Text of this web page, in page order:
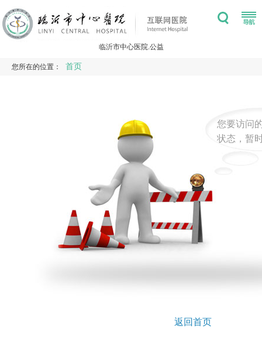
临沂市中心医院.公益
您所在的位置： 首页
您要访问
状态，暂
返回首页